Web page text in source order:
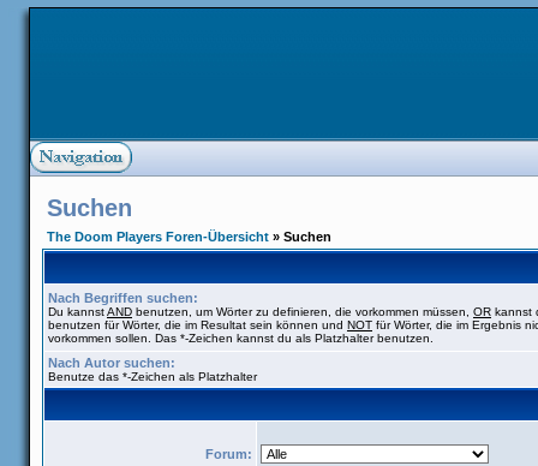
Suchen
The Doom Players Foren-Übersicht » Suchen
Nach Begriffen suchen:
Du kannstAND benutzen, um Wörter zu definieren, die vorkommen müssen, OR kannst
benutzen für Wörter, die im Resultat sein können und NOT für Wörter, die im Ergebnis
vorkommen sollen. Das *-Zeichen kannst du als Platzhalter benutzen.
Nach Autor suchen:
Benutze das *-Zeichen als Platzhalter
Forum: